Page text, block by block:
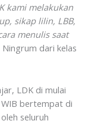
kami melakukan
sikap lilin, LBB,
menulis saat
dari kelas
LDK di mulai
WIB bertempat di
seluruh